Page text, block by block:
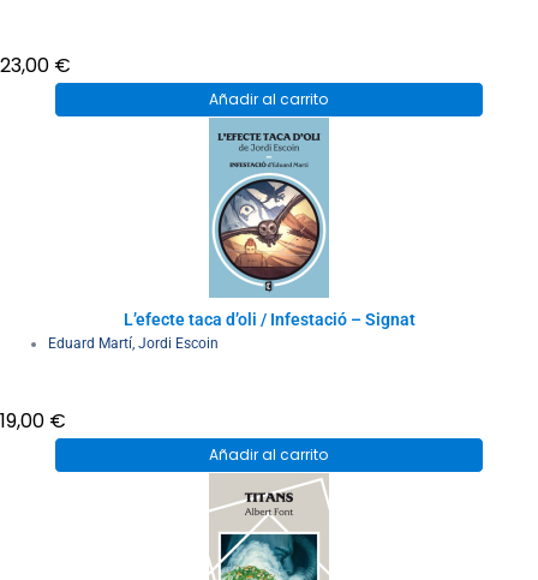
23,00 €
Añadir al carrito
L’efecte taca d’oli / Infestació – Signat
Eduard Martí, Jordi Escoin
19,00 €
Añadir al carrito